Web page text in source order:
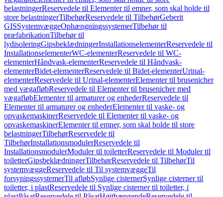
belastningerReservedele til Elementer til emner, som skal holde til
store belastningerTilbehørReservedele til TilbehørGeberit
GISSystemvæggeOphængningssystemerTilbehør til
præfabrikationTilbehør til
lydisoleringGipsbeklædningerInstallationselementerReservedele til
InstallationselementerWC-elementerReservedele til WC-
elementerHåndvask-elementerReservedele til Håndvask-
elementerBidet-elementerReservedele til Bidet-elementerUrinal-
elementerReservedele til Urinal-elementerElementer til brusenicher
med vægafløbReservedele til Elementer til brusenicher med
vægafløbElementer til armaturer og enhederReservedele til
Elementer til armaturer og enhederElementer til vaske- og
opvaskemaskinerReservedele til Elementer til vaske- og
opvaskemaskinerElementer til emner, som skal holde til store
belastningerTilbehørReservedele til
TilbehørInstallationsmodulerReservedele til
InstallationsmodulerModuler til toiletterReservedele til Moduler til
toiletterGipsbeklædningerTilbehørReservedele til TilbehørTil
systemvæggeReservedele til Til systemvæggeTil
forsyningssystemerTil afløbSynlige cisternerSynlige cisterner til
toiletter, i plastReservedele til Synlige cisterner til toiletter, i